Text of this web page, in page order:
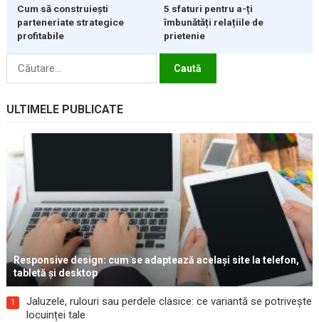
Cum să construiești
parteneriate strategice
profitabile
5 sfaturi pentru a-ți
îmbunătăți relațiile de
prietenie
Caută
ULTIMELE PUBLICATE
Responsive design: cum se adaptează același site la telefon,
tabletă și desktop
1
Jaluzele, rulouri sau perdele clasice: ce variantă se potrivește
locuinței tale